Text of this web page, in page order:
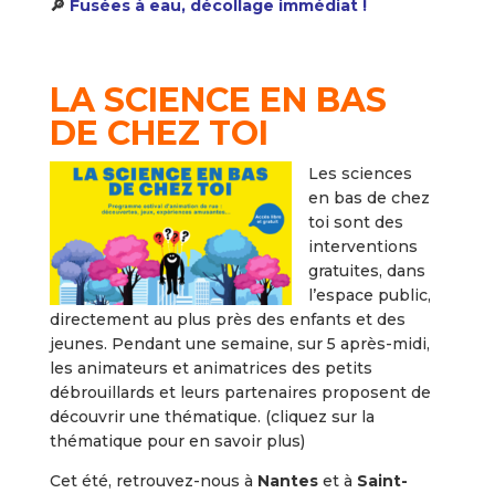
🔎 Fusées à eau, décollage immédiat !
LA SCIENCE EN BAS
DE CHEZ TOI
Les sciences
en bas de chez
toi sont des
interventions
gratuites, dans
l’espace public,
directement au plus près des enfants et des
jeunes. Pendant une semaine, sur 5 après-midi,
les animateurs et animatrices des petits
débrouillards et leurs partenaires proposent de
découvrir une thématique. (cliquez sur la
thématique pour en savoir plus)
Cet été, retrouvez-nous à Nanteset à Saint-